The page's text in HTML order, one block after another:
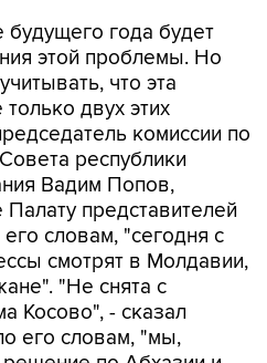
года будет
этой проблемы. Но
что эта
двух этих
комиссии по
республики
Вадим Попов,
представителей
словам, "сегодня с
смотрят в Молдавии,
"Не снята с
Косово", - сказал
его словам, "мы,